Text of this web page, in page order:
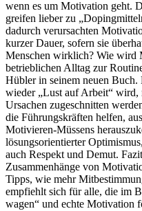
wenn es um Motivation geht.
greifen lieber zu
dadurch verursachten
kurzer Dauer, sofern sie
Menschen wirklich? Wie wird
betrieblichen Alltag zur
Hübler in seinem neuen Buch.
wieder „Lust auf Arbeit“ wird,
Ursachen zugeschnitten
die Führungskräften helfen,
Motivieren-Müssens
lösungsorientierter
auch Respekt und Demut.
Zusammenhänge von
Tipps, wie mehr
empfiehlt sich für alle, die im
wagen“ und echte Motivation